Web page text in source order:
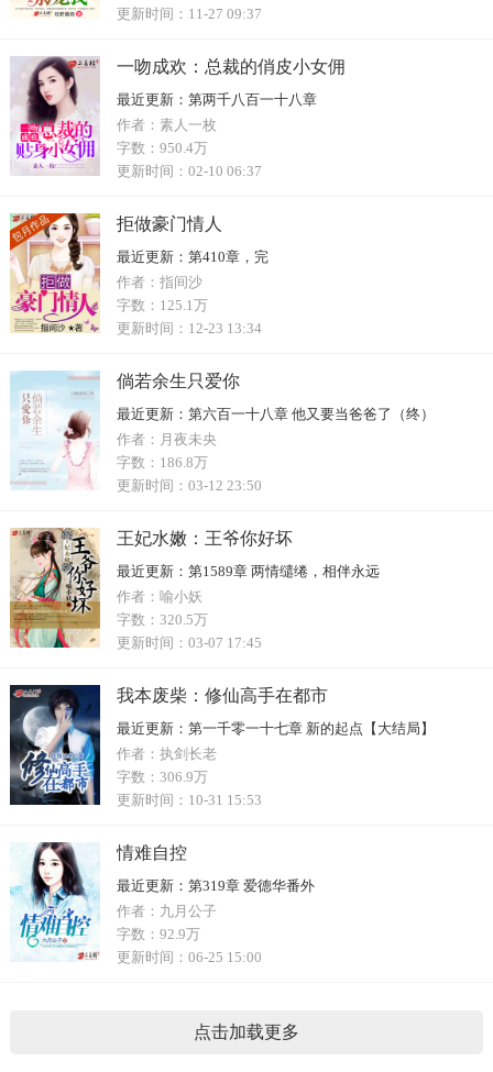
更新时间： 11-27 09:37
一吻成欢：总裁的俏皮小女佣
最近更新： 第两千八百一十八章
作者： 素人一枚
字数： 950.4万
更新时间： 02-10 06:37
拒做豪门情人
最近更新： 第410章，完
作者： 指间沙
字数： 125.1万
更新时间： 12-23 13:34
倘若余生只爱你
最近更新： 第六百一十八章 他又要当爸爸了（终）
作者： 月夜未央
字数： 186.8万
更新时间： 03-12 23:50
王妃水嫩：王爷你好坏
最近更新： 第1589章 两情缱绻，相伴永远
作者： 喻小妖
字数： 320.5万
更新时间： 03-07 17:45
我本废柴：修仙高手在都市
最近更新： 第一千零一十七章 新的起点【大结局】
作者： 执剑长老
字数： 306.9万
更新时间： 10-31 15:53
情难自控
最近更新： 第319章 爱德华番外
作者： 九月公子
字数： 92.9万
更新时间： 06-25 15:00
点击加载更多